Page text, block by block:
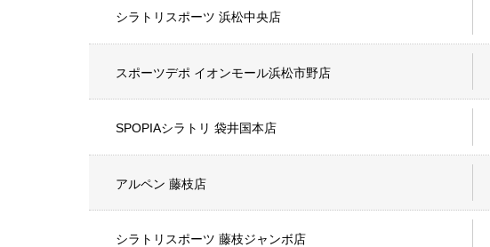
シラトリスポーツ 浜松中央店
スポーツデポ イオンモール浜松市野店
SPOPIAシラトリ 袋井国本店
アルペン 藤枝店
シラトリスポーツ 藤枝ジャンボ店